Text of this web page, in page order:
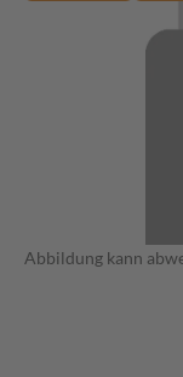
Abbildung kann